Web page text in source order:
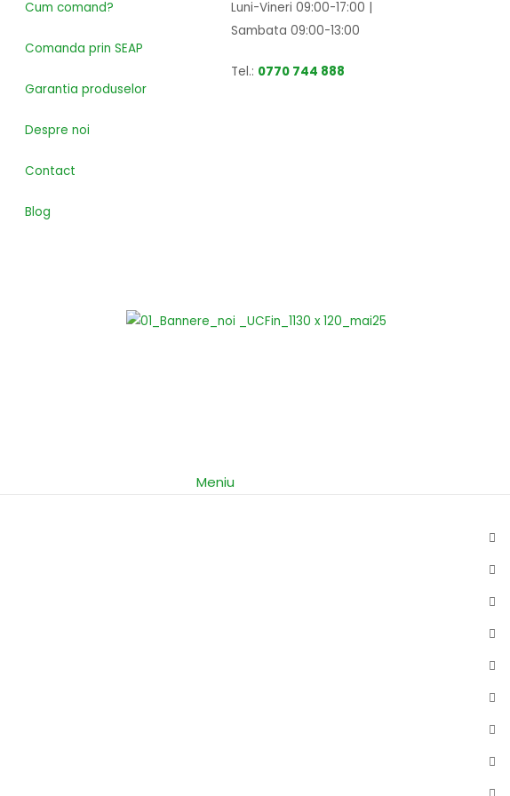
Cum comand?
Comanda prin SEAP
Garantia produselor
Despre noi
Contact
Blog
Luni-Vineri 09:00-17:00 |
Sambata 09:00-13:00
Tel.: 0770 744 888
Meniu